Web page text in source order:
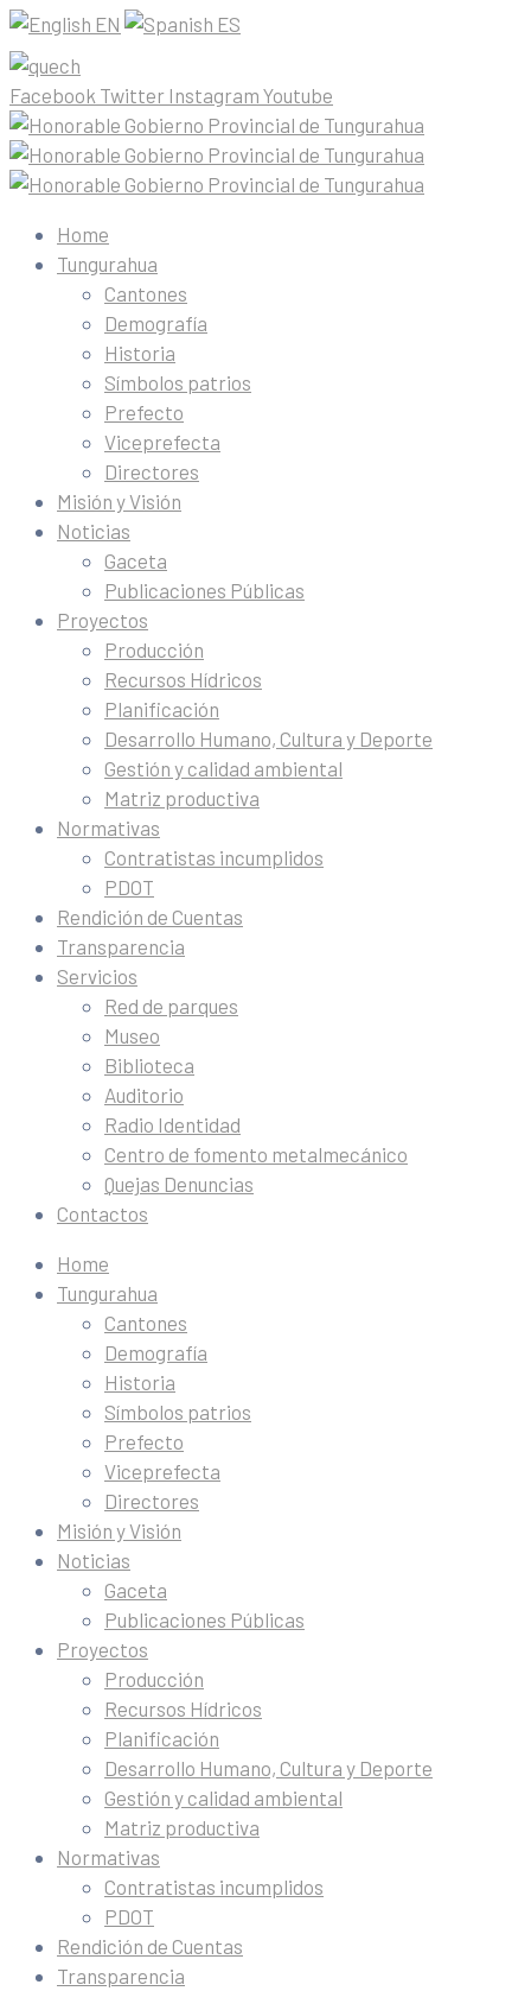
EN ES
Facebook Twitter Instagram Youtube
Home
Tungurahua
Cantones
Demografía
Historia
Símbolos patrios
Prefecto
Viceprefecta
Directores
Misión y Visión
Noticias
Gaceta
Publicaciones Públicas
Proyectos
Producción
Recursos Hídricos
Planificación
Desarrollo Humano, Cultura y Deporte
Gestión y calidad ambiental
Matriz productiva
Normativas
Contratistas incumplidos
PDOT
Rendición de Cuentas
Transparencia
Servicios
Red de parques
Museo
Biblioteca
Auditorio
Radio Identidad
Centro de fomento metalmecánico
Quejas Denuncias
Contactos
Home
Tungurahua
Cantones
Demografía
Historia
Símbolos patrios
Prefecto
Viceprefecta
Directores
Misión y Visión
Noticias
Gaceta
Publicaciones Públicas
Proyectos
Producción
Recursos Hídricos
Planificación
Desarrollo Humano, Cultura y Deporte
Gestión y calidad ambiental
Matriz productiva
Normativas
Contratistas incumplidos
PDOT
Rendición de Cuentas
Transparencia